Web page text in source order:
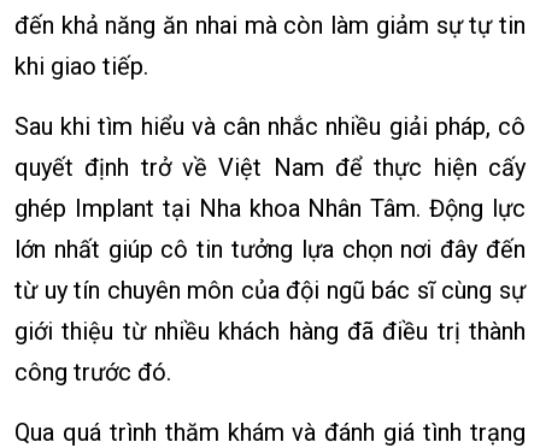
đến khả năng ăn nhai mà còn làm giảm sự tự tin
khi giao tiếp.
Sau khi tìm hiểu và cân nhắc nhiều giải pháp, cô
quyết định trở về Việt Nam để thực hiện cấy
ghép Implant tại Nha khoa Nhân Tâm. Động lực
lớn nhất giúp cô tin tưởng lựa chọn nơi đây đến
từ uy tín chuyên môn của đội ngũ bác sĩ cùng sự
giới thiệu từ nhiều khách hàng đã điều trị thành
công trước đó.
Qua quá trình thăm khám và đánh giá tình trạng